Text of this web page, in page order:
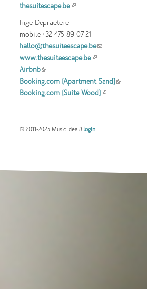
thesuitescape.be(link is external)
Inge Depraetere
mobile +32 475 89 07 21
hallo@thesuiteescape.be(link sends e-mail)
www.thesuiteescape.be(link is external)
Airbnb(link is external)
Booking.com (Apartment Sand)(link is
Booking.com (Suite Wood)(link is external)
© 2011-2025 Music Idea //login